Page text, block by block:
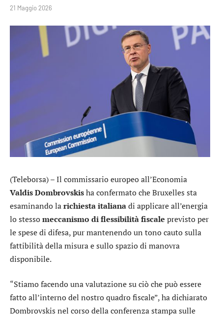
21 Maggio 2026
(Teleborsa) – Il commissario europeo all’Economia
Valdis Dombrovskisha confermato che Bruxelles sta
esaminando larichiesta italianadi applicare all’energia
lo stessomeccanismo di flessibilità fiscale previsto per
le spese di difesa, pur mantenendo un tono cauto sulla
fattibilità della misura e sullo spazio di manovra
disponibile.
“Stiamo facendo una valutazione su ciò che può essere
fatto all’interno del nostro quadro fiscale”, ha dichiarato
Dombrovskis nel corso della conferenza stampa sulle